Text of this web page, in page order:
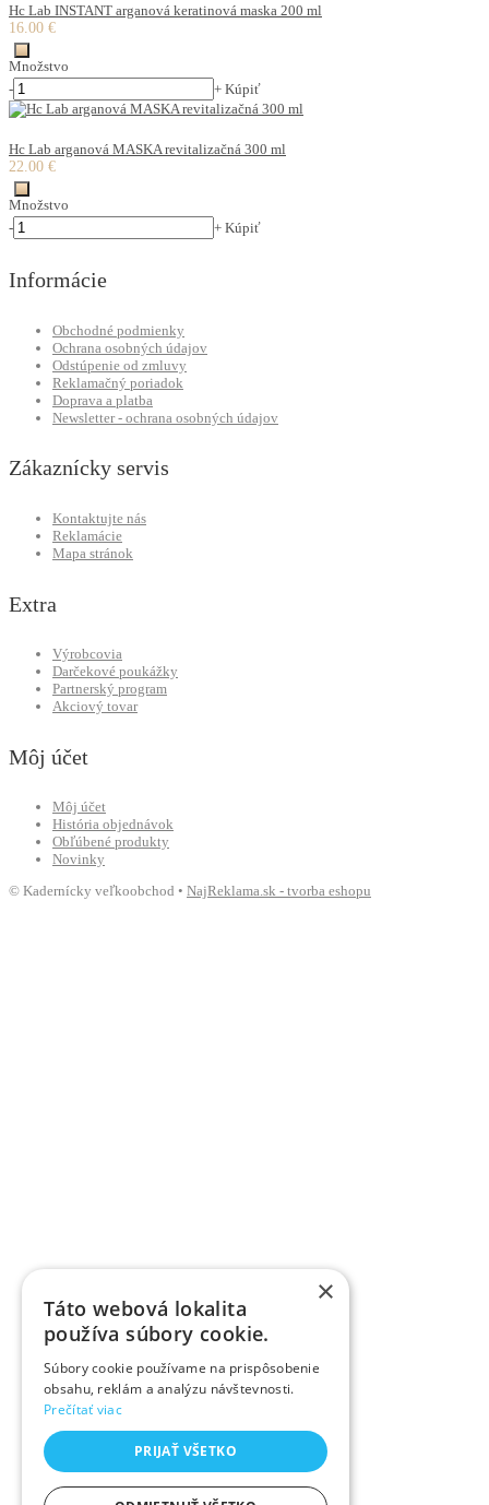
Hc Lab INSTANT arganová keratinová maska 200 ml
16.00 €
Množstvo
-
+ Kúpiť
Hc Lab arganová MASKA revitalizačná 300 ml
22.00 €
Množstvo
-
+ Kúpiť
Informácie
Obchodné podmienky
Ochrana osobných údajov
Odstúpenie od zmluvy
Reklamačný poriadok
Doprava a platba
Newsletter - ochrana osobných údajov
Zákaznícky servis
Kontaktujte nás
Reklamácie
Mapa stránok
Extra
Výrobcovia
Darčekové poukážky
Partnerský program
Akciový tovar
Môj účet
Môj účet
História objednávok
Obľúbené produkty
Novinky
© Kadernícky veľkoobchod • NajReklama.sk - tvorba eshopu
×
Táto webová lokalita
používa súbory cookie.
Súbory cookie používame na prispôsobenie
obsahu, reklám a analýzu návštevnosti.
Prečítať viac
PRIJAŤ VŠETKO